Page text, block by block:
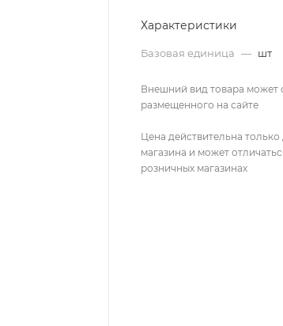
Характеристики
Базовая единица — шт
Внешний вид товара может
размещенного на сайте
Цена действительна только
магазина и может
розничных магазинах